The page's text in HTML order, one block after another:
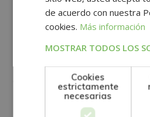
para las
en adaptarse a su aplicación,
monetaria como con respecto
de acuerdo con nuestra
cookies. Más información
MOSTRAR TODOS LOS
Cookies
estrictamente
necesarias